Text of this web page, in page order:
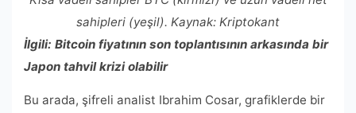
sahipleri (yeşil). Kaynak: Kriptokant
İlgili: Bitcoin fiyatının son toplantısının arkasında bir
Japon tahvil krizi olabilir
Bu arada, şifreli analist Ibrahim Cosar, grafiklerde bir